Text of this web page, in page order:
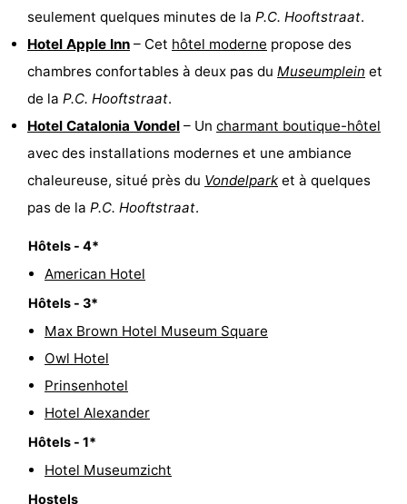
seulement quelques minutes de la P.C. Hooftstraat.
Hotel Apple Inn – Cet hôtel moderne propose des
chambres confortables à deux pas du Museumplein et
de la P.C. Hooftstraat.
Hotel Catalonia Vondel – Un charmant boutique-hôtel
avec des installations modernes et une ambiance
chaleureuse, situé près du Vondelpark et à quelques
pas de la P.C. Hooftstraat.
Hôtels - 4*
American Hotel
Hôtels - 3*
Max Brown Hotel Museum Square
Owl Hotel
Prinsenhotel
Hotel Alexander
Hôtels - 1*
Hotel Museumzicht
Hostels